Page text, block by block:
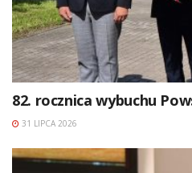
82. rocznica wybuchu
31 LIPCA 2026